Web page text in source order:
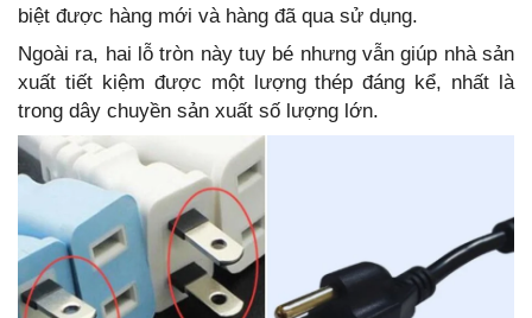
biệt được hàng mới và hàng đã qua sử dụng.
Ngoài ra, hai lỗ tròn này tuy bé nhưng vẫn giúp nhà sản
xuất tiết kiệm được một lượng thép đáng kể, nhất là
trong dây chuyền sản xuất số lượng lớn.